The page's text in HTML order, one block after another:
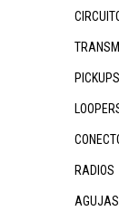
PICKUPS
RADIOS